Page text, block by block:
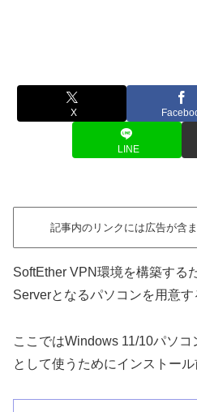
X
LINE
記事内のリンクには広告が含
SoftEther VPN環境を構築する
Serverとなるパソコンを用意す
ここではWindows 11/10パソ
として使うためにインストール